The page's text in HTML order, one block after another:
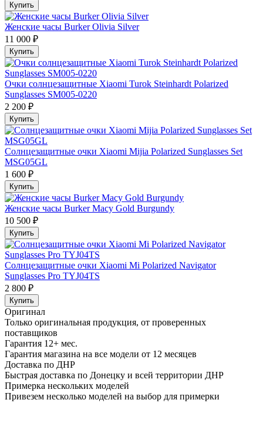
Купить
Женские часы Burker Olivia Silver
11 000 ₽
Купить
Очки солнцезащитные Xiaomi Turok Steinhardt Polarized
Sunglasses SM005-0220
2 200 ₽
Купить
Солнцезащитные очки Xiaomi Mijia Polarized Sunglasses Set
MSG05GL
1 600 ₽
Купить
Женские часы Burker Macy Gold Burgundy
10 500 ₽
Купить
Солнцезащитные очки Xiaomi Mi Polarized Navigator
Sunglasses Pro TYJ04TS
2 800 ₽
Купить
Оригинал
Только оригинальная продукция, от проверенных
поставщиков
Гарантия 12+ мес.
Гарантия магазина на все модели от 12 месяцев
Доставка по ДНР
Быстрая доставка по Донецку и всей территории ДНР
Примерка нескольких моделей
Привезем несколько моделей на выбор для примерки